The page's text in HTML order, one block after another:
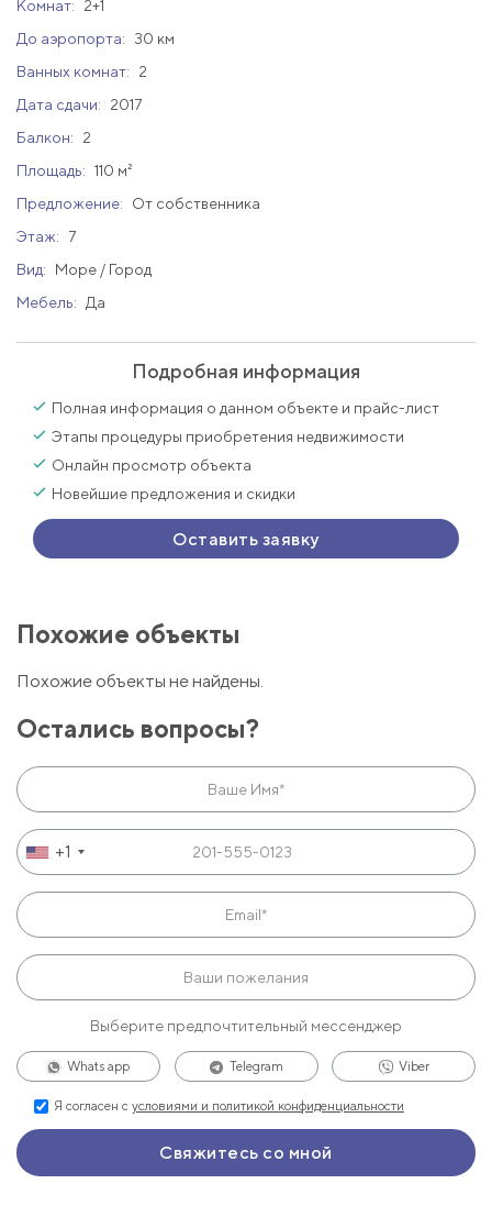
Комнат:
2+1
До аэропорта:
30 км
Ванных комнат:
2
Дата сдачи:
2017
Балкон:
2
Площадь: 110 м²
Предложение:
От собственника
Этаж:
7
Вид:
Море / Город
Мебель:
Да
Подробная информация
Полная информация о данном объекте и прайс-лист
Этапы процедуры приобретения недвижимости
Онлайн просмотр объекта
Новейшие предложения и скидки
Оставить заявку
Похожие объекты
Похожие объекты не найдены.
Остались вопросы?
+1
Выберите предпочтительный мессенджер
Whats app Telegram Viber
Я согласен с условиями и политикой конфиденциальности